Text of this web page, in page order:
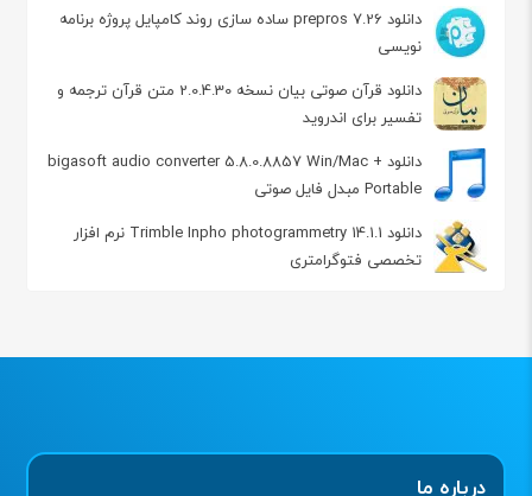
دانلود prepros 7.26 ساده سازی روند کامپایل پروژه برنامه
نویسی
دانلود قرآن صوتی بیان نسخه 2.0.4.30 متن قرآن ترجمه و
تفسیر برای اندروید
دانلود bigasoft audio converter 5.8.0.8857 Win/Mac +
Portable مبدل فایل صوتی
دانلود Trimble Inpho photogrammetry 14.1.1 نرم افزار
تخصصی فتوگرامتری
درباره ما